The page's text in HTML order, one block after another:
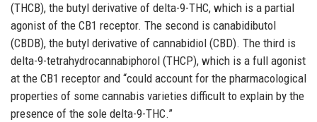
(THCB), the butyl derivative of delta-9-THC, which is a partial
agonist of the CB1 receptor. The second is canabidibutol
(CBDB), the butyl derivative of cannabidiol (CBD). The third is
delta-9-tetrahydrocannabiphorol (THCP), which is a full agonist
at the CB1 receptor and “could account for the pharmacological
properties of some cannabis varieties difficult to explain by the
presence of the sole delta-9-THC.”